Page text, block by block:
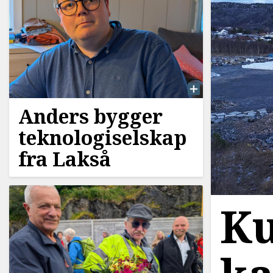
Anders bygger
teknologiselskap
fra Lakså